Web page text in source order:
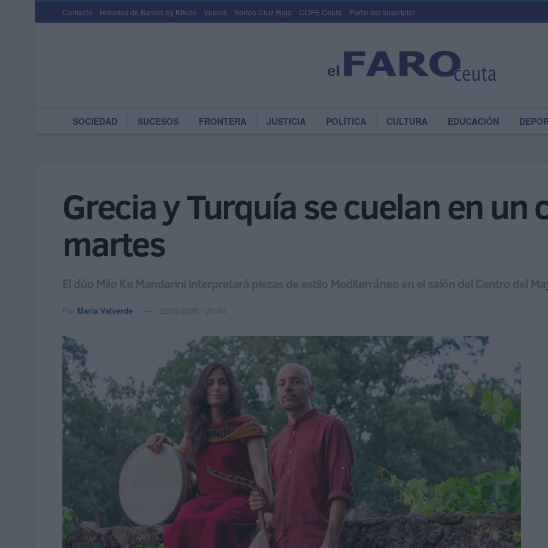
Contacto Horarios de Barcos by Kikoto Vuelos Sorteo Cruz Roja COPE Ceuta Portal del suscriptor
SOCIEDAD SUCESOS FRONTERA JUSTICIA POLÍTICA CULTURA EDUCACIÓN
Grecia y Turquía se cuelan en un
martes
El dúo Milo Ke Mandarini interpretará piezas de estilo Mediterráneo en el salón del Centro del
Por María Valverde 22/09/2025 - 21:44